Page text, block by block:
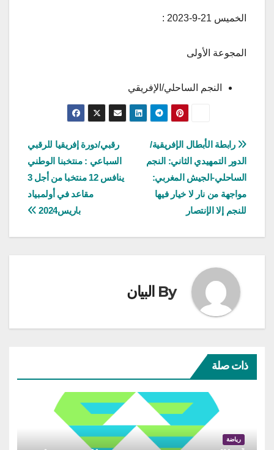
الخميس 21-9-2023 :
المجوعة الأولى
النجم الساحلي/الإفريقي
تصفّح
المقالات
رقبي/دورة إفريقيا للرقبي
السباعي : منتخبنا الوطني
ينافس 12 منتخبا من أجل 3
مقاعد في أولمبياد
باريس2024
رابطة الأبطال الإفريقية/
الدور التمهيدي الثاني: النجم
الساحلي-الجيش المغربي:
مواجهة من نار لا خيار فيها
للنجم إلا الإنتصار
By البيان
ذات صلة
رياضة